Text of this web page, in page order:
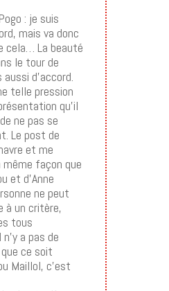
: je suis
mais va donc
cela… La beauté
le tour de
d’accord.
telle pression
qu’il
ne pas se
Le post de
et me
façon que
et d’Anne
ne peut
à un critère,
tous
a pas de
ce soit
Maillol, c’est